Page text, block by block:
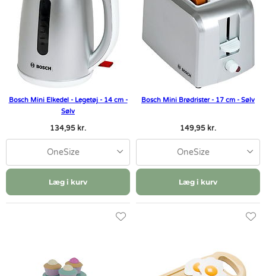
Bosch Mini Elkedel - Legetøj - 14 cm -
Sølv
134,95 kr.
OneSize
Læg i kurv
Bosch Mini Brødrister - 17 cm - Sølv
149,95 kr.
OneSize
Læg i kurv